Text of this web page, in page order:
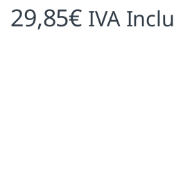
29,85€ IVA